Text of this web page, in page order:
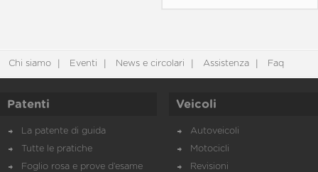
Chi siamo Eventi News e circolari Assistenza Faq
Patenti
La patente di guida
Tutte le pratiche
Foglio rosa e prove d’esame
Veicoli
Autoveicoli
Motocicli
Revisioni